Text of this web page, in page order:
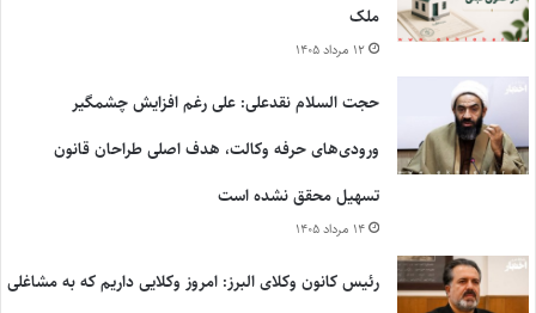
ملک
۱۲ مرداد ۱۴۰۵
حجت السلام نقدعلی: علی رغم افزایش چشمگیر
ورودی‌های حرفه وکالت، هدف اصلی طراحان قانون
تسهیل محقق نشده است
۱۴ مرداد ۱۴۰۵
رئیس کانون وکلای البرز: امروز وکلایی داریم که به مشاغلی